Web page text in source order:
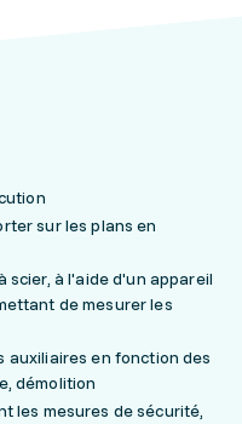
sur les plans en
scier, à l'aide d'un appareil
de mesurer les
auxiliaires en fonction des
démolition
les mesures de sécurité,